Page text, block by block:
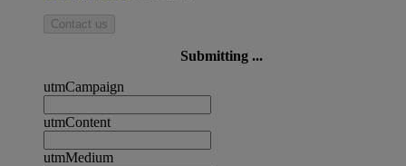
Contact us
Submitting ...
utmCampaign
utmContent
utmMedium